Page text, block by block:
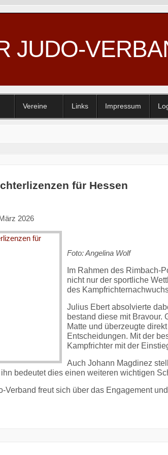
JUDO-
Vereine Links Impressum
für Hessen
2026
Foto: Angelina Wolf
Im Rahmen des Rimbach-
nicht nur der sportliche
des
Julius Ebert absolvierte
bestand diese mit Bravour.
Matte und überzeugte
Entscheidungen. Mit der
Kampfrichter mit der
Auch Johann Magdinez
bedeutet dies einen weiteren wichtigen
Verband freut sich über das Engagement